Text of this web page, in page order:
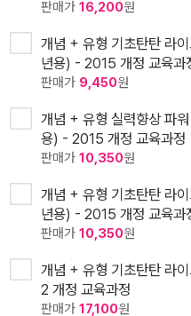
판매가 16,200원
개념 + 유형 기초탄탄 라
년용) - 2015 개정 교육과
판매가 9,450원
개념 + 유형 실력향상 파
용) - 2015 개정 교육과정
판매가 10,350원
개념 + 유형 기초탄탄 라
년용) - 2015 개정 교육과
판매가 10,350원
개념 + 유형 기초탄탄 라
2 개정 교육과정
판매가 17,100원